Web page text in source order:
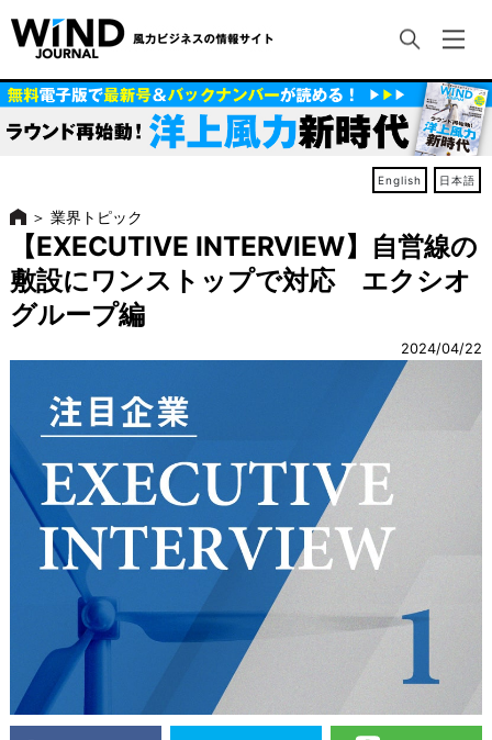
English 日本語
＞ 業界トピック
【EXECUTIVE INTERVIEW】自営線の
敷設にワンストップで対応 エクシオ
グループ編
2024/04/22